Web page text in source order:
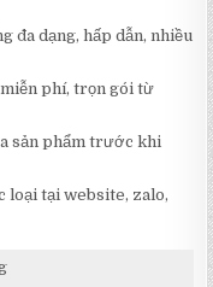
đa dạng, hấp dẫn, nhiều
phí, trọn gói từ
sản phẩm trước khi
loại tại website, zalo,